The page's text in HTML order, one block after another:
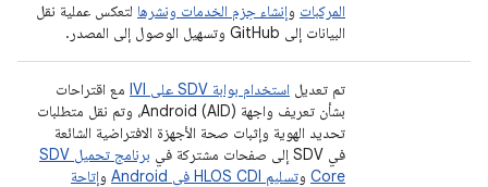
المركبات وإنشاء حِزم الخدمات ونشرها لتعكس عملية نقل
البيانات إلى GitHub وتسهيل الوصول إلى المصدر.
تم تعديل استخدام بوابة SDV على IVI
مع اقتراحات
بشأن تعريف واجهة Android (AID)، وتم نقل متطلبات
تحديد الهوية وإثبات صحة الأجهزة الافتراضية الشائعة
في SDV إلى صفحات مشتركة في
برنامج تحميل SDV
Core وتسليم HLOS CDI في Android وإتاحة